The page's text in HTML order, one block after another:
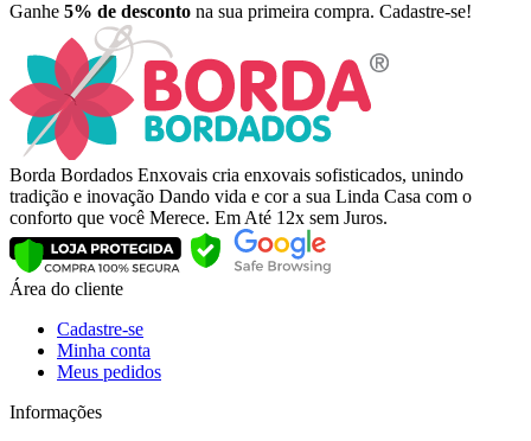
Ganhe 5% de desconto na sua primeira compra. Cadastre-se!
Borda Bordados Enxovais cria enxovais sofisticados, unindo
tradição e inovação Dando vida e cor a sua Linda Casa com o
conforto que você Merece. Em Até 12x sem Juros.
Área do cliente
Cadastre-se
Minha conta
Meus pedidos
Informações